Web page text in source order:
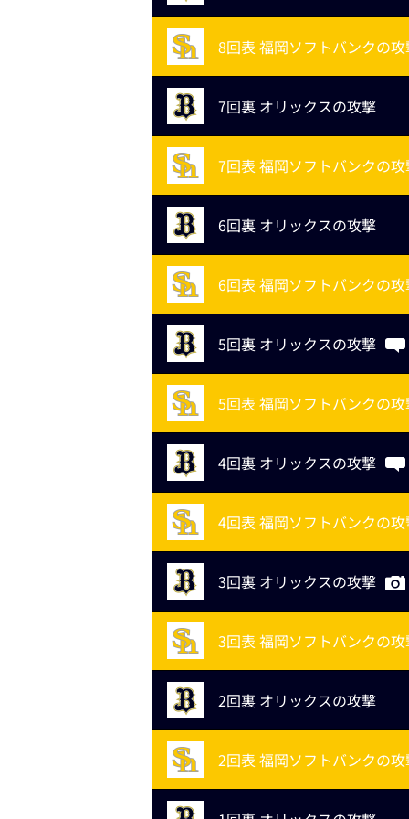
8回表 福岡ソフトバンクの
7回裏 オリックスの攻撃
7回表 福岡ソフトバンクの
6回裏 オリックスの攻撃
6回表 福岡ソフトバンクの
5回裏 オリックスの攻撃
5回表 福岡ソフトバンクの
4回裏 オリックスの攻撃
4回表 福岡ソフトバンクの
3回裏 オリックスの攻撃
3回表 福岡ソフトバンクの
2回裏 オリックスの攻撃
2回表 福岡ソフトバンクの